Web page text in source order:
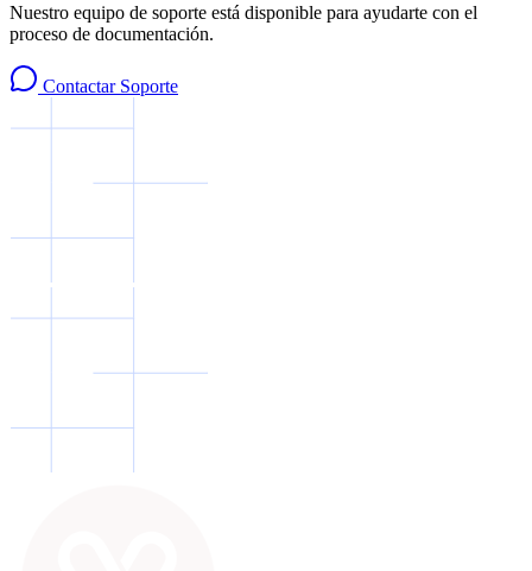
Nuestro equipo de soporte está disponible para ayudarte con el
proceso de documentación.
Contactar Soporte